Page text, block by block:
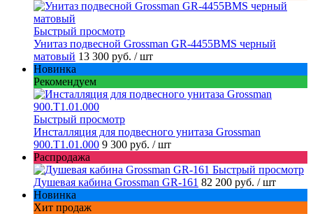
Быстрый просмотр
Унитаз подвесной Grossman GR-4455BMS черный
матовый 13 300 руб. / шт
Новинка
Рекомендуем
Быстрый просмотр
Инсталляция для подвесного унитаза Grossman
900.T1.01.000 9 300 руб. / шт
Распродажа
Быстрый просмотр
Душевая кабина Grossman GR-161 82 200 руб. / шт
Новинка
Хит продаж